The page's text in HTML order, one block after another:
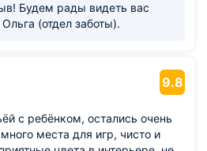
Будем рады видеть вас
(отдел заботы).
9.8
с ребёнком, остались очень
места для игр, чисто и